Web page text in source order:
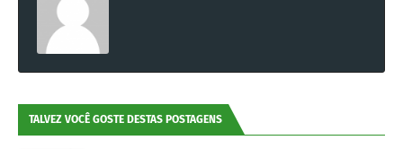
TALVEZ VOCÊ GOSTE DESTAS POSTAGENS